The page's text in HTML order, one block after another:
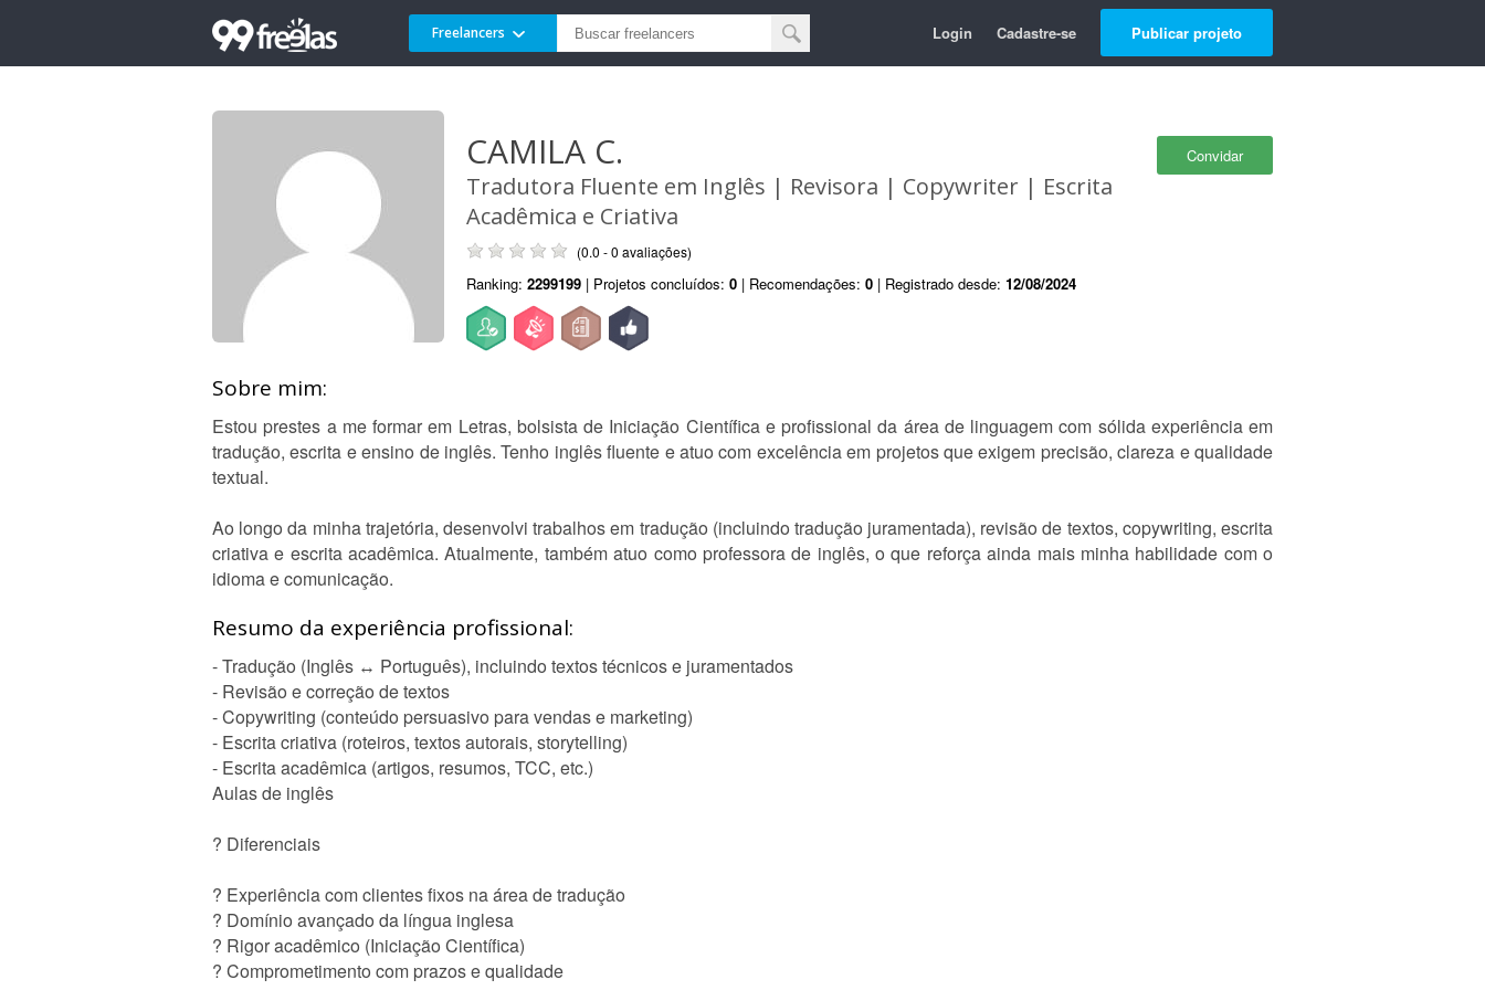
Freelancers Login Cadastre-se Publicar projeto
Convidar
CAMILA C.
Tradutora Fluente em Inglês | Revisora | Copywriter | Escrita
Acadêmica e Criativa
(0.0 - 0 avaliações)
Ranking: 2299199 | Projetos concluídos: 0 | Recomendações: 0 | Registrado desde: 12/08/2024
Sobre mim:
Estou prestes a me formar em Letras, bolsista de Iniciação Científica e profissional da área de linguagem com sólida experiência em
tradução, escrita e ensino de inglês. Tenho inglês fluente e atuo com excelência em projetos que exigem precisão, clareza e qualidade
textual.
Ao longo da minha trajetória, desenvolvi trabalhos em tradução (incluindo tradução juramentada), revisão de textos, copywriting, escrita
criativa e escrita acadêmica. Atualmente, também atuo como professora de inglês, o que reforça ainda mais minha habilidade com o
idioma e comunicação.
Resumo da experiência profissional:
- Tradução (Inglês ↔ Português), incluindo textos técnicos e juramentados
- Revisão e correção de textos
- Copywriting (conteúdo persuasivo para vendas e marketing)
- Escrita criativa (roteiros, textos autorais, storytelling)
- Escrita acadêmica (artigos, resumos, TCC, etc.)
Aulas de inglês
? Diferenciais
? Experiência com clientes fixos na área de tradução
? Domínio avançado da língua inglesa
? Rigor acadêmico (Iniciação Científica)
? Comprometimento com prazos e qualidade